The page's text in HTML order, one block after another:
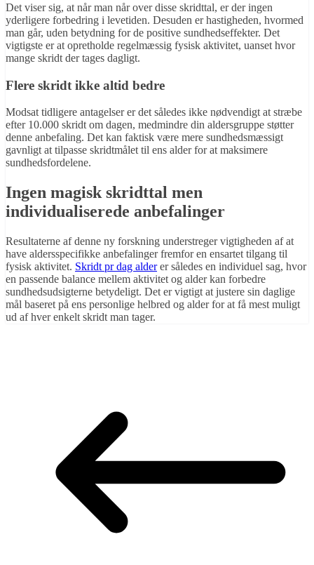
Det viser sig, at når man når over disse skridttal, er der ingen
yderligere forbedring i levetiden. Desuden er hastigheden, hvormed
man går, uden betydning for de positive sundhedseffekter. Det
vigtigste er at opretholde regelmæssig fysisk aktivitet, uanset hvor
mange skridt der tages dagligt.
Flere skridt ikke altid bedre
Modsat tidligere antagelser er det således ikke nødvendigt at stræbe
efter 10.000 skridt om dagen, medmindre din aldersgruppe støtter
denne anbefaling. Det kan faktisk være mere sundhedsmæssigt
gavnligt at tilpasse skridtmålet til ens alder for at maksimere
sundhedsfordelene.
Ingen magisk skridttal men
individualiserede anbefalinger
Resultaterne af denne ny forskning understreger vigtigheden af at
have aldersspecifikke anbefalinger fremfor en ensartet tilgang til
fysisk aktivitet. Skridt pr dag alderer således en individuel sag, hvor
en passende balance mellem aktivitet og alder kan forbedre
sundhedsudsigterne betydeligt. Det er vigtigt at justere sin daglige
mål baseret på ens personlige helbred og alder for at få mest muligt
ud af hver enkelt skridt man tager.